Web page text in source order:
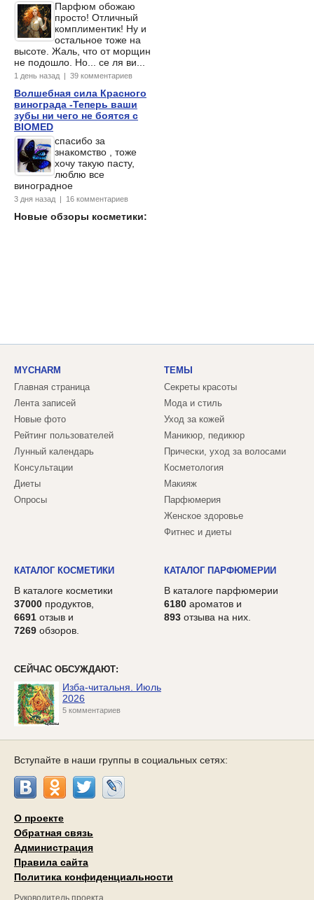
Парфюм обожаю
просто! Отличный
комплиментик! Ну и
остальное тоже на
высоте. Жаль, что от морщин
не подошло. Но... се ля ви...
1 день назад | 39 комментариев
Волшебная сила Красного
винограда -Теперь ваши
зубы ни чего не боятся с
BIOMED
спасибо за
знакомство , тоже
хочу такую пасту,
люблю все
виноградное
3 дня назад | 16 комментариев
Новые обзоры косметики:
MYCHARM
Главная страница
Лента записей
Новые фото
Рейтинг пользователей
Лунный календарь
Консультации
Диеты
Опросы
ТЕМЫ
Секреты красоты
Мода и стиль
Уход за кожей
Маникюр, педикюр
Прически, уход за волосами
Косметология
Макияж
Парфюмерия
Женское здоровье
Фитнес и диеты
КАТАЛОГ КОСМЕТИКИ
В каталоге косметики
37000 продуктов,
6691 отзыв и
7269 обзоров.
КАТАЛОГ ПАРФЮМЕРИИ
В каталоге парфюмерии
6180 ароматов и
893 отзыва на них.
СЕЙЧАС ОБСУЖДАЮТ:
Изба-читальня. Июль
2026
5 комментариев
Вступайте в наши группы в социальных сетях:
О проекте
Обратная связь
Администрация
Правила сайта
Политика конфиденциальности